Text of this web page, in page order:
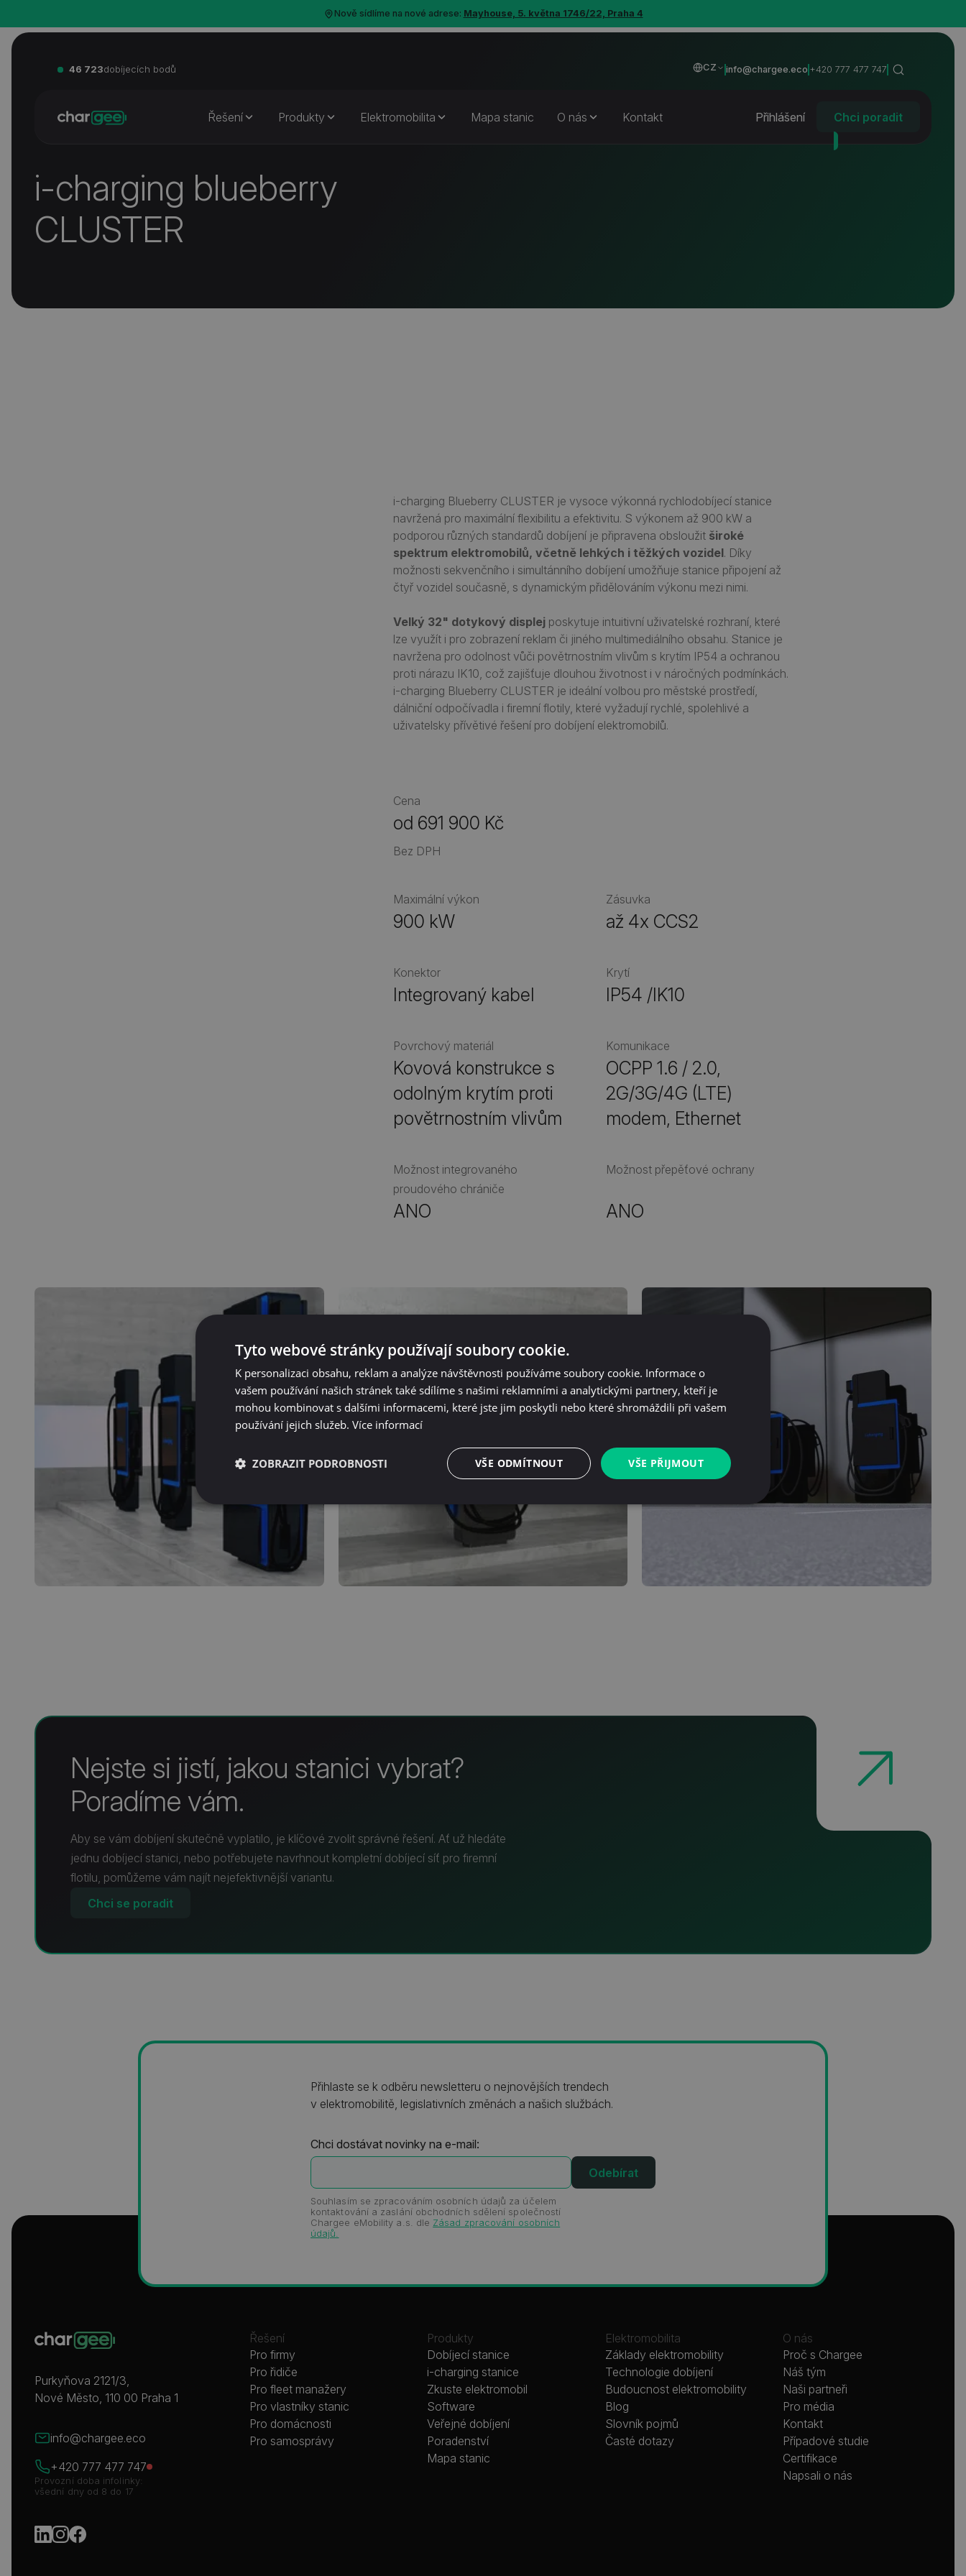
Nově sídlíme na nové adrese: Mayhouse, 5. května 1746/22, Praha 4
46 723dobíjecích bodů CZ info@chargee.eco +420 777 477 747
Řešení Produkty Elektromobilita Mapa stanic O nás Kontakt Přihlášení Chci poradit
i-charging blueberry
CLUSTER
i-charging Blueberry CLUSTER je vysoce výkonná rychlodobíjecí stanice
navržená pro maximální flexibilitu a efektivitu. S výkonem až 900 kW a
podporou různých standardů dobíjení je připravena obsloužit široké
spektrum elektromobilů, včetně lehkých i těžkých vozidel.​ Díky
možnosti sekvenčního i simultánního dobíjení umožňuje stanice připojení až
čtyř vozidel současně, s dynamickým přidělováním výkonu mezi nimi.​
Velký 32" dotykový displej poskytuje intuitivní uživatelské rozhraní, které
lze využít i pro zobrazení reklam či jiného multimediálního obsahu. Stanice je
navržena pro odolnost vůči povětrnostním vlivům s krytím IP54 a ochranou
proti nárazu IK10, což zajišťuje dlouhou životnost i v náročných podmínkách.​
i-charging Blueberry CLUSTER je ideální volbou pro městské prostředí,
dálniční odpočívadla i firemní flotily, které vyžadují rychlé, spolehlivé a
uživatelsky přívětivé řešení pro dobíjení elektromobilů.
Cena
od 691 900 Kč
Bez DPH
Maximální výkon
900 kW
Zásuvka
až 4x CCS2
Konektor
Integrovaný kabel
Krytí
IP54 /IK10
Povrchový materiál
Kovová konstrukce s
odolným krytím proti
povětrnostním vlivům
Komunikace
OCPP 1.6 / 2.0,
2G/3G/4G (LTE)
modem, Ethernet
Možnost integrovaného
proudového chrániče
ANO
Možnost přepěťové ochrany
ANO
Nejste si jistí, jakou stanici vybrat?
Poradíme vám.
Aby se vám dobíjení skutečně vyplatilo, je klíčové zvolit správné řešení. Ať už hledáte
jednu dobíjecí stanici, nebo potřebujete navrhnout kompletní dobíjecí síť pro firemní
flotilu, pomůžeme vám najít nejefektivnější variantu.
Chci se poradit
Přihlaste se k odběru newsletteru o nejnovějších trendech
v elektromobilitě, legislativních změnách a našich službách.
Chci dostávat novinky na e-mail:
Souhlasím se zpracováním osobních údajů za účelem
kontaktování a zaslání obchodních sdělení společností
Chargee eMobility a.s. dle Zásad zpracování osobních
údajů.
Purkyňova 2121/3,
Nové Město, 110 00 Praha 1
info@chargee.eco
+420 777 477 747
Provozní doba infolinky:
všední dny od 8 do 17
Řešení
Pro firmy
Pro řidiče
Pro fleet manažery
Pro vlastníky stanic
Pro domácnosti
Pro samosprávy
Produkty
Dobíjecí stanice
i-charging stanice
Zkuste elektromobil
Software
Veřejné dobíjení
Poradenství
Mapa stanic
Elektromobilita
Základy elektromobility
Technologie dobíjení
Budoucnost elektromobility
Blog
Slovník pojmů
Časté dotazy
O nás
Proč s Chargee
Náš tým
Naši partneři
Pro média
Kontakt
Případové studie
Certifikace
Napsali o nás
Tyto webové stránky používají soubory cookie.
K personalizaci obsahu, reklam a analýze návštěvnosti používáme soubory cookie. Informace o
vašem používání našich stránek také sdílíme s našimi reklamními a analytickými partnery, kteří je
mohou kombinovat s dalšími informacemi, které jste jim poskytli nebo které shromáždili při vašem
používání jejich služeb. Více informací
VŠE PŘIJMOUT
VŠE ODMÍTNOUT
ZOBRAZIT PODROBNOSTI